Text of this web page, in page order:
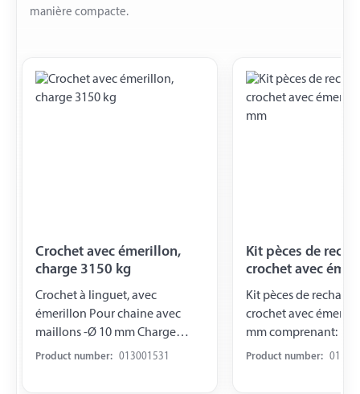
manière compacte.
Crochet avec émerillon,
charge 3150 kg
Crochet à linguet, avec
émerillon Pour chaine avec
maillons -Ø 10 mm Charge
3150 kg
Product number: 013001531
Kit pèces de
crochet avec
Ø10 mm
Kit pèces de
crochet avec
mm comprenant: linguet,
ressort et goupille
Product number: